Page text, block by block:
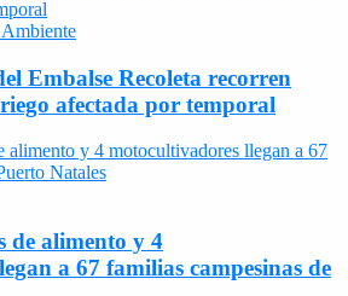
Embalse Recoleta recorren
afectada por temporal
de alimento y 4
a 67 familias campesinas de